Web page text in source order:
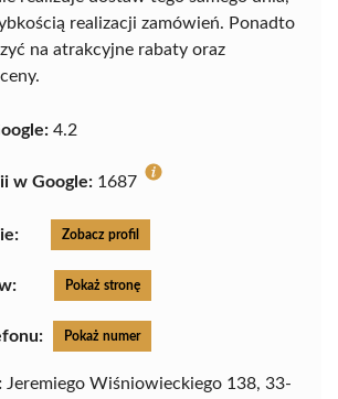
realizacji zamówień. Ponadto
na atrakcyjne rabaty oraz
4.2
w Google: 1687
Zobacz profil
Pokaż stronę
Pokaż numer
Jeremiego Wiśniowieckiego 138, 33-